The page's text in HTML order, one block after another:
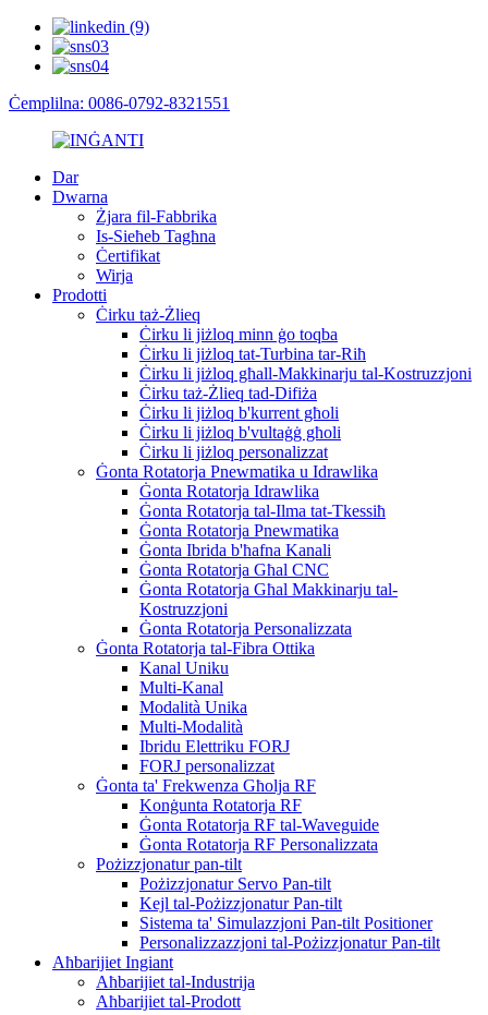
Ċemplilna: 0086-0792-8321551
Dar
Dwarna
Żjara fil-Fabbrika
Is-Sieħeb Tagħna
Ċertifikat
Wirja
Prodotti
Ċirku taż-Żlieq
Ċirku li jiżloq minn ġo toqba
Ċirku li jiżloq tat-Turbina tar-Riħ
Ċirku li jiżloq għall-Makkinarju tal-Kostruzzjoni
Ċirku taż-Żlieq tad-Difiża
Ċirku li jiżloq b'kurrent għoli
Ċirku li jiżloq b'vultaġġ għoli
Ċirku li jiżloq personalizzat
Ġonta Rotatorja Pnewmatika u Idrawlika
Ġonta Rotatorja Idrawlika
Ġonta Rotatorja tal-Ilma tat-Tkessiħ
Ġonta Rotatorja Pnewmatika
Ġonta Ibrida b'ħafna Kanali
Ġonta Rotatorja Għal CNC
Ġonta Rotatorja Għal Makkinarju tal-
Kostruzzjoni
Ġonta Rotatorja Personalizzata
Ġonta Rotatorja tal-Fibra Ottika
Kanal Uniku
Multi-Kanal
Modalità Unika
Multi-Modalità
Ibridu Elettriku FORJ
FORJ personalizzat
Ġonta ta' Frekwenza Għolja RF
Konġunta Rotatorja RF
Ġonta Rotatorja RF tal-Waveguide
Ġonta Rotatorja RF Personalizzata
Pożizzjonatur pan-tilt
Pożizzjonatur Servo Pan-tilt
Kejl tal-Pożizzjonatur Pan-tilt
Sistema ta' Simulazzjoni Pan-tilt Positioner
Personalizzazzjoni tal-Pożizzjonatur Pan-tilt
Aħbarijiet Ingiant
Aħbarijiet tal-Industrija
Aħbarijiet tal-Prodott